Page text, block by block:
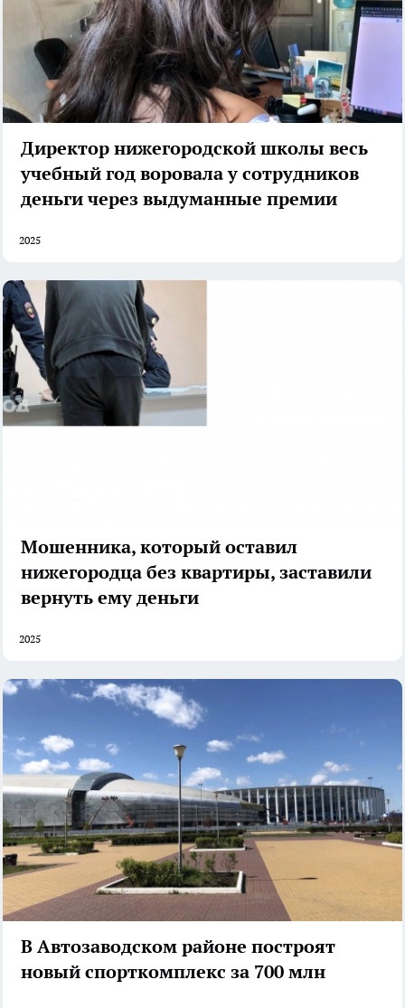
Директор нижегородской школы весь
учебный год воровала у сотрудников
деньги через выдуманные премии
2025
Мошенника, который оставил
нижегородца без квартиры, заставили
вернуть ему деньги
2025
В Автозаводском районе построят
новый спорткомплекс за 700 млн